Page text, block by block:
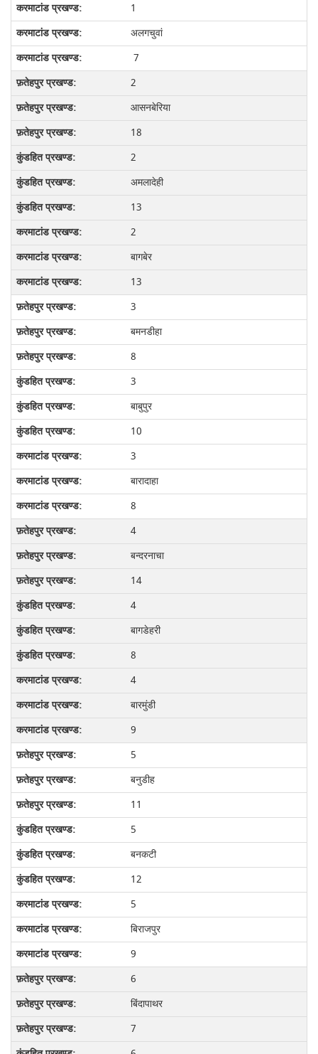
1
अलगचुवां
7
2
आसनबेरिया
18
2
अमलादेही
13
2
बागबेर
13
3
बमनडीहा
8
3
बाबुपुर
10
3
बारादाहा
8
4
बन्दरनाचा
14
4
बागडेहरी
8
4
बारमुंडी
9
5
बनुडीह
11
5
बनकटी
12
5
बिराजपुर
9
6
बिंदापाथर
7